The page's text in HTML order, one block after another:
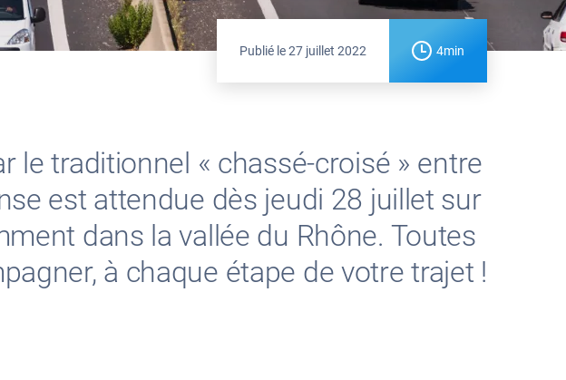
Publié le27 juillet 2022 4min
le traditionnel « chassé-croisé » entre
est attendue dès jeudi 28 juillet sur
dans la vallée du Rhône. Toutes
à chaque étape de votre trajet !